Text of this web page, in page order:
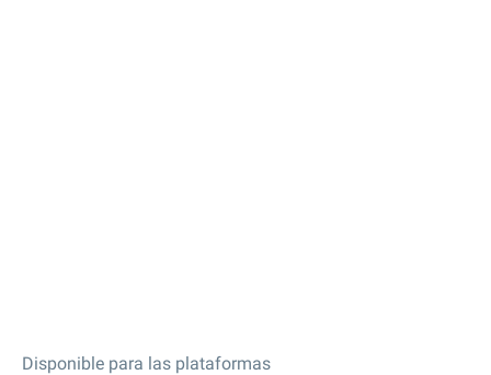
Disponible para las plataformas